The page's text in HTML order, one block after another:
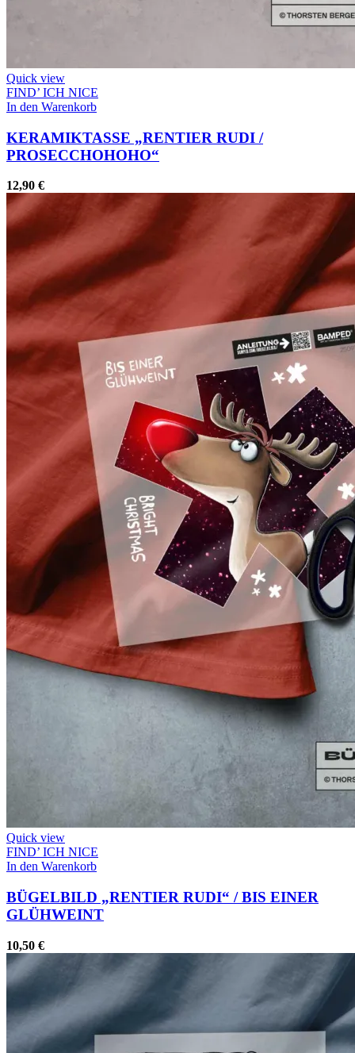
Quick view
FIND’ ICH NICE
In den Warenkorb
KERAMIKTASSE „RENTIER RUDI /
PROSECCHOHOHO“
12,90 €
Quick view
FIND’ ICH NICE
In den Warenkorb
BÜGELBILD „RENTIER RUDI“ / BIS EINER
GLÜHWEINT
10,50 €